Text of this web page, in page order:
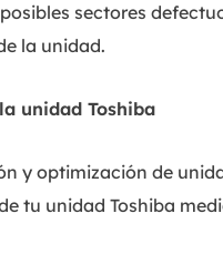
sectores
la unidad.
unidad Toshiba
y optimización de
tu unidad Toshiba